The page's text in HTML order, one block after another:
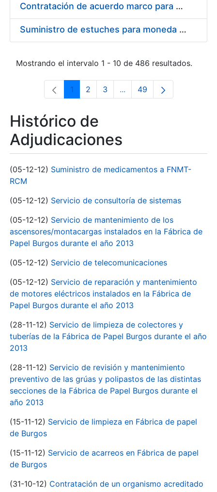
Contratación de acuerdo marco para el Suministro de Material de Electricidad para la Fábrica Nacional de Moneda y Timbre-Real Casa de la Moneda en su centro de trabajo de Burgos
Suministro de estuches para moneda de 30 €
Mostrando el intervalo 1 - 10 de 486 resultados.
Página
1 Página
2 Página
3 ...Páginas intermedias Use
Página
49
Histórico de
Adjudicaciones
(05-12-12) Suministro de medicamentos a FNMT-
RCM
(05-12-12) Servicio de consultoría de sistemas
(05-12-12) Servicio de mantenimiento de los
ascensores/montacargas instalados en la Fábrica de
Papel Burgos durante el año 2013
(05-12-12) Servicio de telecomunicaciones
(05-12-12) Servicio de reparación y mantenimiento
de motores eléctricos instalados en la Fábrica de
Papel Burgos durante el año 2013
(28-11-12) Servicio de limpieza de colectores y
tuberías de la Fábrica de Papel Burgos durante el año
2013
(28-11-12) Servicio de revisión y mantenimiento
preventivo de las grúas y polipastos de las distintas
secciones de la Fábrica de Papel Burgos durante el
año 2013
(15-11-12) Servicio de limpieza en Fábrica de papel
de Burgos
(15-11-12) Servicio de acarreos en Fábrica de papel
de Burgos
(31-10-12) Contratación de un organismo acreditado